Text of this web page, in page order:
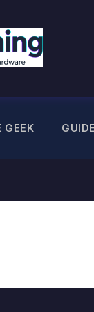
GEEK